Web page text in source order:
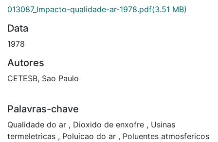
013087_Impacto-qualidade-ar-1978.pdf(3.51 MB)
Data
1978
Autores
CETESB, Sao Paulo
Palavras-chave
Qualidade do ar , Dioxido de enxofre , Usinas
termeletricas , Poluicao do ar , Poluentes atmosfericos